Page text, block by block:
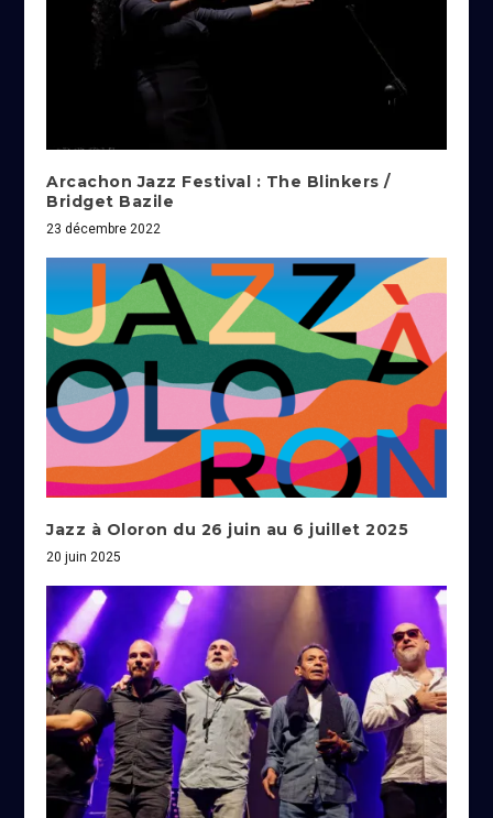
Arcachon Jazz Festival : The Blinkers /
Bridget Bazile
23 décembre 2022
Jazz à Oloron du 26 juin au 6 juillet 2025
20 juin 2025